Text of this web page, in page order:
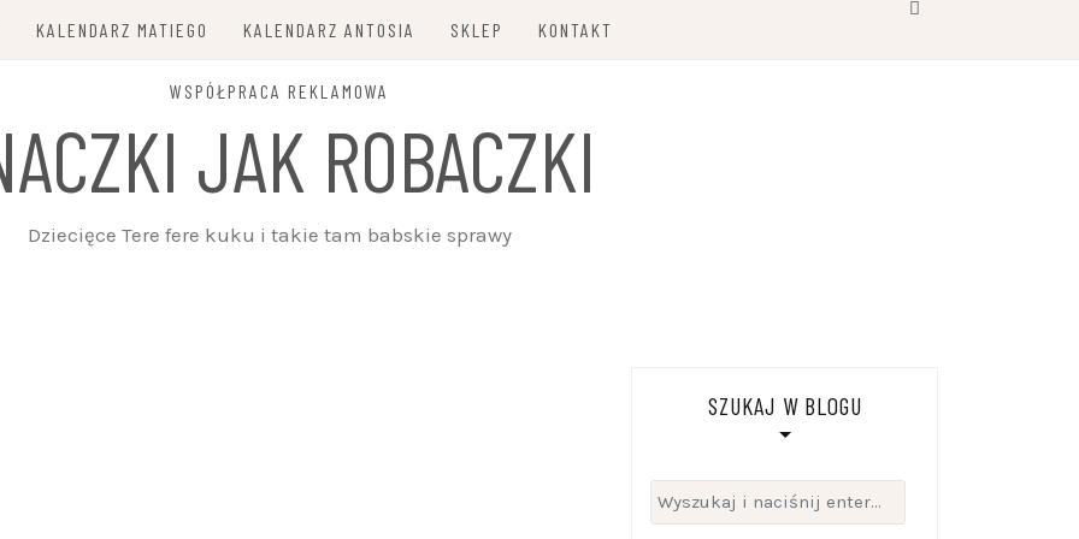
KALENDARZ MATIEGO KALENDARZ ANTOSIA SKLEP KONTAKT
WSPÓŁPRACA REKLAMOWA
JAK ROBACZKI
Dziecięce Tere fere kuku i takie tam babskie sprawy
SZUKAJ W BLOGU
Szukaj: